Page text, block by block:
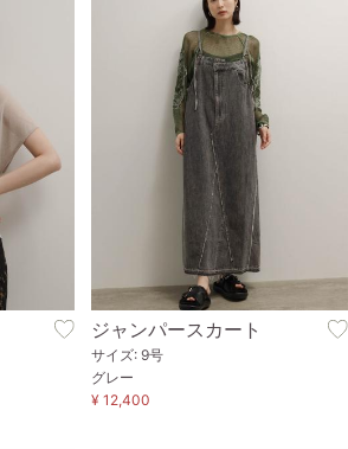
ジャンパースカート
サイズ: 9号
グレー
¥ 12,400